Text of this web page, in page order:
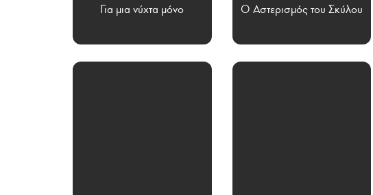
Για μια νύχτα μόνο Ο Αστερισμός του Σκύλου